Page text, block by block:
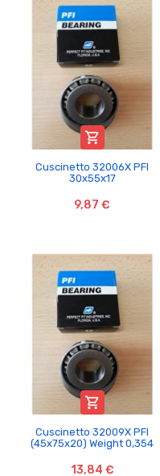

Cuscinetto 32006X PFI
30x55x17
9,87 €

Cuscinetto 32009X PFI
(45x75x20) Weight 0,354
13,84 €